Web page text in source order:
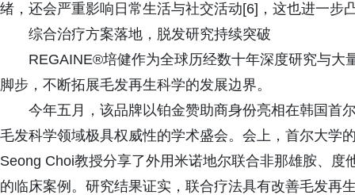
绪，还会严重影响日常生活与社交活动[6]，这也进一步
综合治疗方案落地，脱发研究持续突破
REGAINE®培健作为全球历经数十年深度研究与大
脚步，不断拓展毛发再生科学的发展边界。
今年五月，该品牌以铂金赞助商身份亮相在韩国首
毛发科学领域极具权威性的学术盛会。会上，首尔大学
Seong Choi教授分享了外用米诺地尔联合非那雄胺、
的临床案例。研究结果证实，联合疗法具有改善毛发再